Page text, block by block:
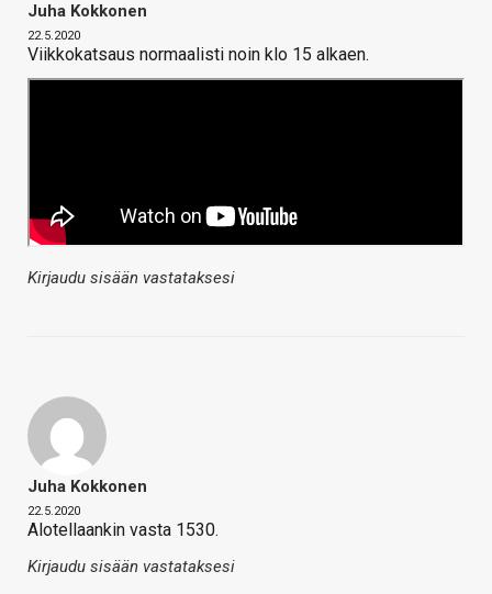
Juha Kokkonen
22.5.2020
Viikkokatsaus normaalisti noin klo 15 alkaen.
Kirjaudu sisään vastataksesi
Juha Kokkonen
22.5.2020
Alotellaankin vasta 1530.
Kirjaudu sisään vastataksesi